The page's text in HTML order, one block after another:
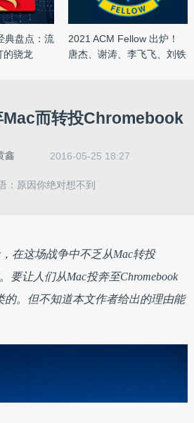
典盘点：流
的骁龙
2021 ACM Fellow 出炉！
唐杰、谢涛、李飞飞、刘铁
Mac而转投Chromebook
鑫 2016-05-25 18:27
：原因你绝对想不到
在这场战争中不乏从Mac转投
要让人们从Mac投奔至Chromebook
。但不知道本文作者给出的理由能